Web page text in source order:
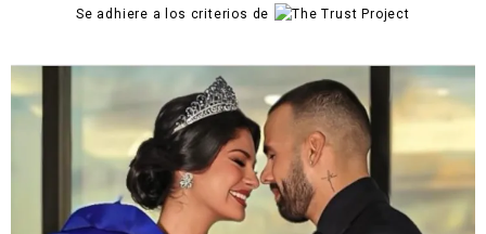
Se adhiere a los criterios de